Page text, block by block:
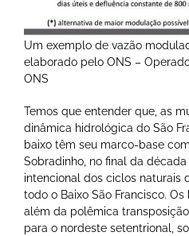
Um exemplo de vazão
elaborado pelo ONS –
ONS
Temos que entender que, as
dinâmica hidrológica do São
baixo têm seu marco-base
Sobradinho, no final da
intencional dos ciclos naturais
todo o Baixo São Francisco.
além da polêmica
para o nordeste setentrional,